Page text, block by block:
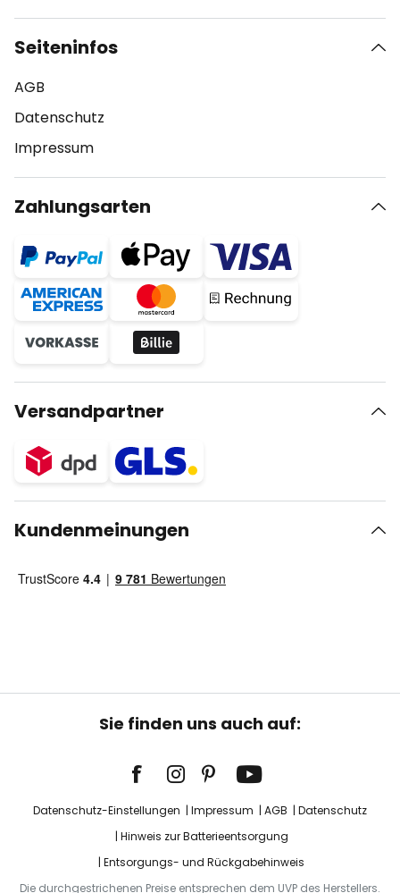
Seiteninfos
AGB
Datenschutz
Impressum
Zahlungsarten
Versandpartner
Kundenmeinungen
Sie finden uns auch auf:
Datenschutz-Einstellungen Impressum AGB
Datenschutz
Hinweis zur Batterieentsorgung
Entsorgungs- und Rückgabehinweis
Die durchgestrichenen Preise entsprechen dem UVP des Herstellers.